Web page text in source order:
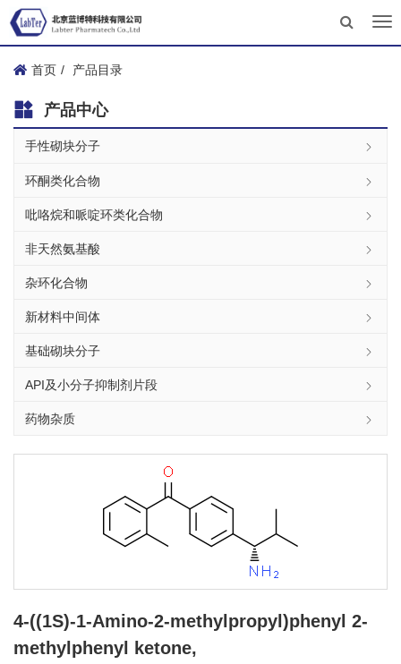
首页
产品目录
产品中心
手性砌块分子
环酮类化合物
吡咯烷和哌啶环类化合物
非天然氨基酸
杂环化合物
新材料中间体
基础砌块分子
API及小分子抑制剂片段
药物杂质
4-((1S)-1-Amino-2-methylpropyl)phenyl 2-
methylphenyl ketone,